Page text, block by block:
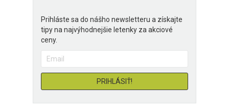
Prihláste sa do nášho newsletteru a získajte
tipy na najvýhodnejšie letenky za akciové
ceny.